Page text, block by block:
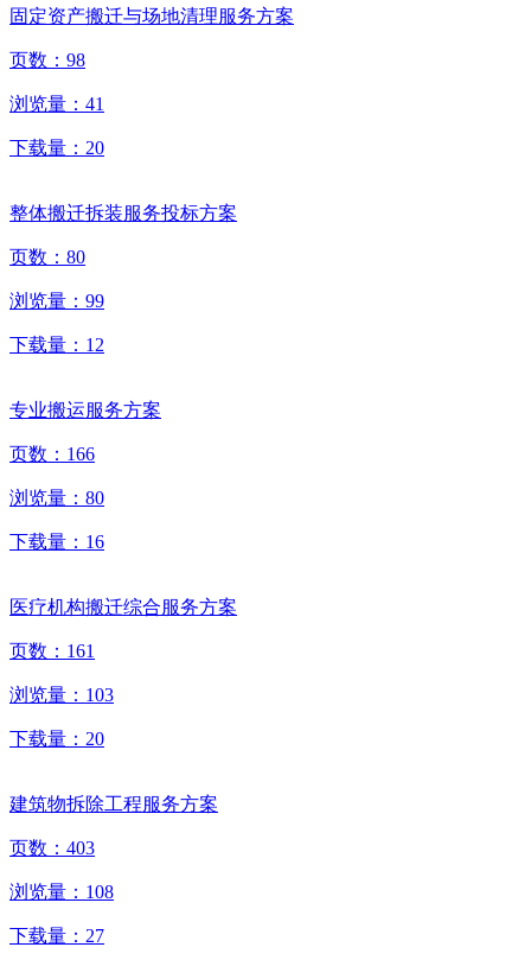
固定资产搬迁与场地清理服务方案
页数： 98
浏览量： 41
下载量： 20
整体搬迁拆装服务投标方案
页数： 80
浏览量： 99
下载量： 12
专业搬运服务方案
页数： 166
浏览量： 80
下载量： 16
医疗机构搬迁综合服务方案
页数： 161
浏览量： 103
下载量： 20
建筑物拆除工程服务方案
页数： 403
浏览量： 108
下载量： 27